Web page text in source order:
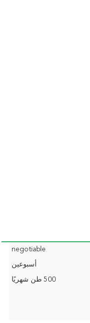
negotiable
أسبوعين
500 طن شهريًا